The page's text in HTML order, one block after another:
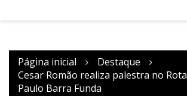
Página inicial
Destaque
Cesar Romão realiza palestra no
Paulo Barra Funda